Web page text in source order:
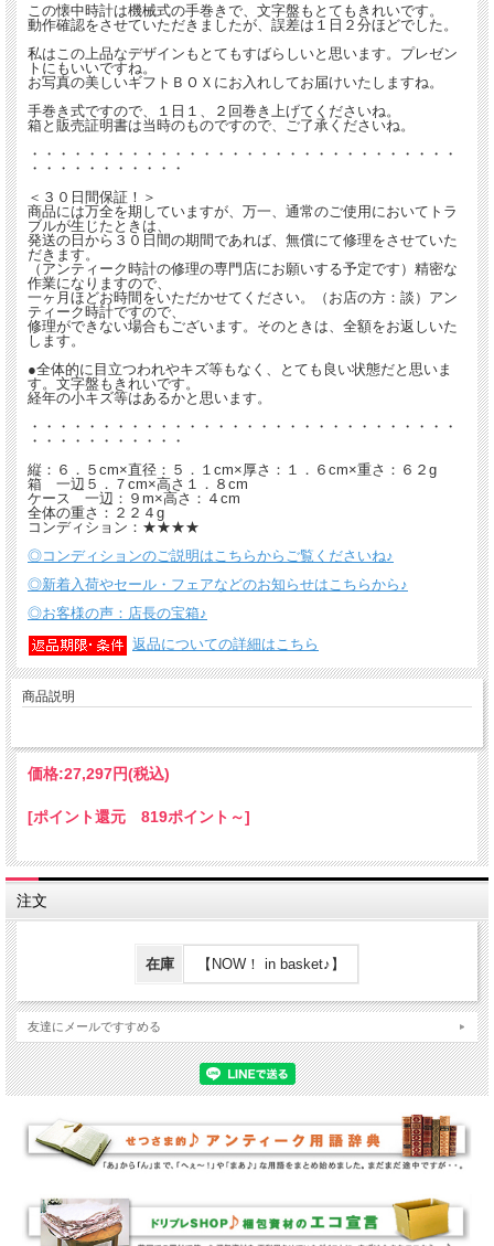
この懐中時計は機械式の手巻きで、文字盤もとてもきれいです。
動作確認をさせていただきましたが、誤差は１日２分ほどでした。
私はこの上品なデザインもとてもすばらしいと思います。プレゼン
トにもいいですね。
お写真の美しいギフトＢＯＸにお入れしてお届けいたしますね。
手巻き式ですので、１日１、２回巻き上げてくださいね。
箱と販売証明書は当時のものですので、ご了承くださいね。
・・・・・・・・・・・・・・・・・・・・・・・・・・・・・・
・・・・・・・・・・・
＜３０日間保証！＞
商品には万全を期していますが、万一、通常のご使用においてトラ
ブルが生じたときは、
発送の日から３０日間の期間であれば、無償にて修理をさせていた
だきます。
（アンティーク時計の修理の専門店にお願いする予定です）精密な
作業になりますので、
一ヶ月ほどお時間をいただかせてください。（お店の方：談）アン
ティーク時計ですので、
修理ができない場合もございます。そのときは、全額をお返しいた
します。
●全体的に目立つわれやキズ等もなく、とても良い状態だと思いま
す。文字盤もきれいです。
経年の小キズ等はあるかと思います。
・・・・・・・・・・・・・・・・・・・・・・・・・・・・・・
・・・・・・・・・・・
縦：６．５cm×直径：５．１cm×厚さ：１．６cm×重さ：６２g
箱 一辺５．７cm×高さ１．８cm
ケース 一辺：９m×高さ：４cm
全体の重さ：２２４g
コンディション：★★★★
◎コンディションのご説明はこちらからご覧くださいね♪
◎新着入荷やセール・フェアなどのお知らせはこちらから♪
◎お客様の声：店長の宝箱♪
返品についての詳細はこちら
商品説明
価格:27,297円(税込)
[ポイント還元 819ポイント～]
注文
在庫 【NOW！ in basket♪】
友達にメールですすめる